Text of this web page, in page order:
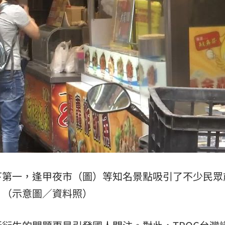
07:00
產 06:52
06:40
06:37
12:00
12:00
10:30
一，逢甲夜市（圖）等知名景點吸引了不少民
（示意圖／資料照）